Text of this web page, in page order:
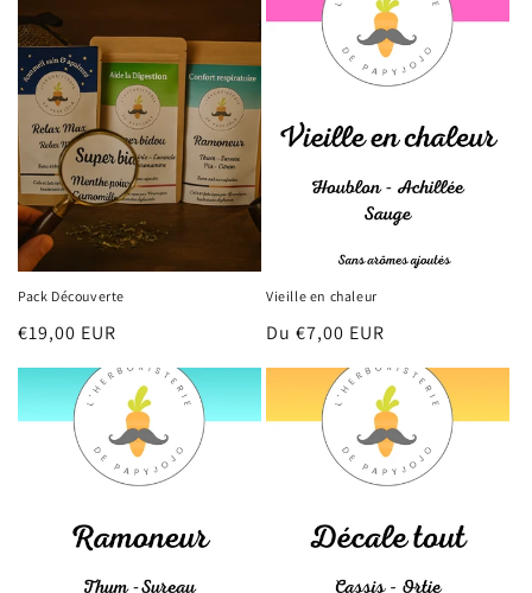
Pack Découverte
Prix
habituel
€19,00 EUR
Vieille en chaleur
Prix
habituel
Du €7,00 EUR